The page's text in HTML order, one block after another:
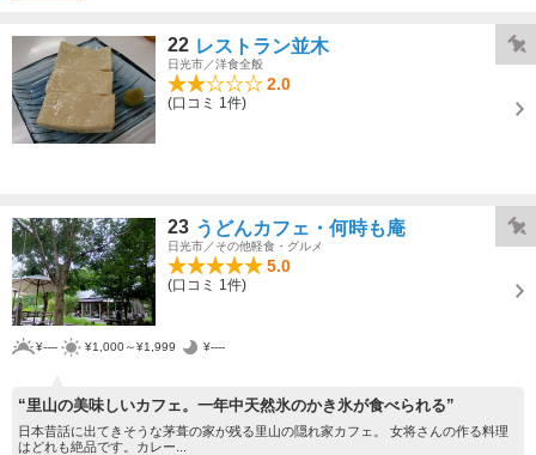
22 レストラン並木
日光市／洋食全般
2.0
(口コミ 1件)
23 うどんカフェ・何時も庵
日光市／その他軽食・グルメ
5.0
(口コミ 1件)
¥---- ¥1,000～¥1,999 ¥----
“里山の美味しいカフェ。一年中天然氷のかき氷が食べられる”
日本昔話に出てきそうな茅葺の家が残る里山の隠れ家カフェ。 女将さんの作る料理
はどれも絶品です。カレー...